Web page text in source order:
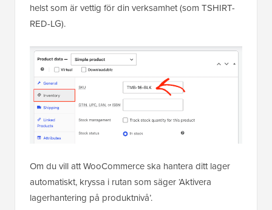
helst som är vettig för din verksamhet (som TSHIRT-
RED-LG).
Om du vill att WooCommerce ska hantera ditt lager
automatiskt, kryssa i rutan som säger ‘Aktivera
lagerhantering på produktnivå’.